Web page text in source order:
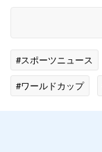
#スポーツニュース
#ワールドカップ